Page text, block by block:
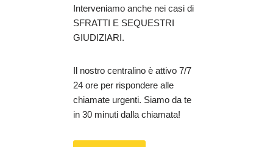
Interveniamo anche nei casi di
SFRATTI E SEQUESTRI
GIUDIZIARI.
Il nostro centralino è attivo 7/7
24 ore per rispondere alle
chiamate urgenti. Siamo da te
in 30 minuti dalla chiamata!